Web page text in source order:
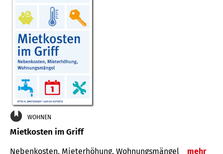
WOHNEN
Mietkosten im Griff
Nebenkosten, Mieterhöhung, Wohnungsmängel mehr